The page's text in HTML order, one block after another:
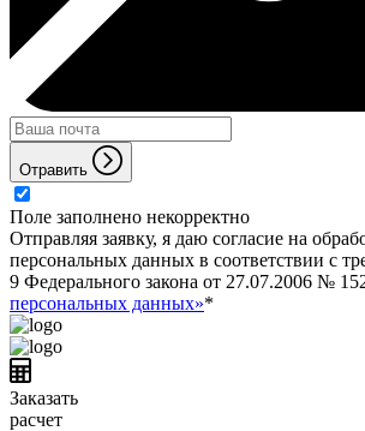
Отравить
Поле заполнено некорректно
Отправляя заявку, я даю согласие на
персональных данных в соответствии с
9 Федерального закона от 27.07.2006 №
персональных данных»*
Заказать
расчет